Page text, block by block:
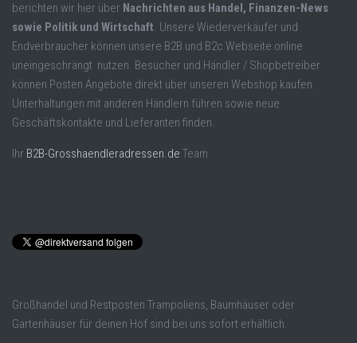
berichten wir hier über Nachrichten aus Handel, Finanzen-News
sowie Politik und Wirtschaft. Unsere Wiederverkäufer und
Endverbraucher können unsere B2B und B2c Webseite online
uneingeschrängt nutzen. Besucher und Händler / Shopbetreiber
können Posten Angebote direkt über unseren Webshop kaufen.
Unterhaltungen mit anderen Händlern führen sowie neue
Geschäftskontakte und Lieferanten finden.
Ihr B2B-Grosshaendleradressen.de Team
Großhandel und Restposten Trampoliens, Baumhäuser oder
Gartenhäuser für deinen Hof sind bei uns sofort erhältlich.